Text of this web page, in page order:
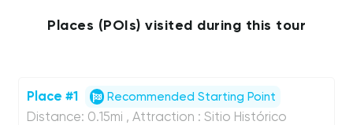
Places (POIs) visited during this tour
Place #1 Recommended Starting Point
Distance: 0.15mi , Attraction : Sitio Histórico